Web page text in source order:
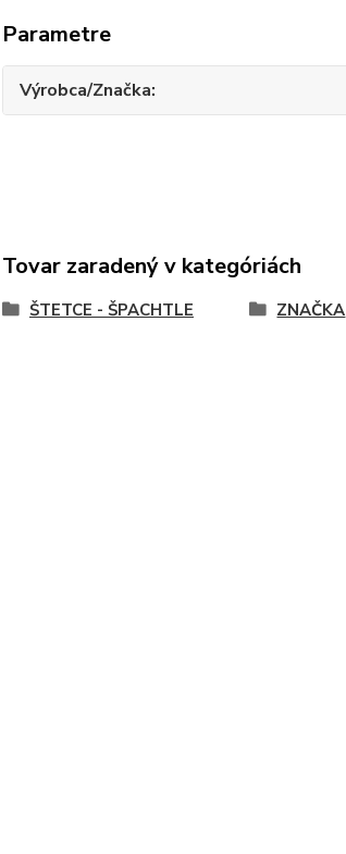
Parametre
Výrobca/Značka
Tovar zaradený v kategóriách
ŠTETCE - ŠPACHTLE ZNAČKA